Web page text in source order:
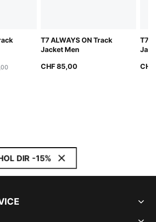
T7 ALWAYS ON Track
Jacket Men
CHF 85,00
T7
DIR -15%